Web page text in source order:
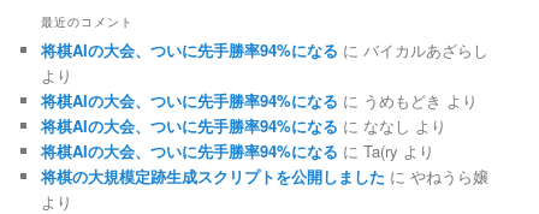
最近のコメント
将棋AIの大会、ついに先手勝率94%になる に バイカルあざらし
より
将棋AIの大会、ついに先手勝率94%になる に うめもどき より
将棋AIの大会、ついに先手勝率94%になる に ななし より
将棋AIの大会、ついに先手勝率94%になる にTa(ry より
将棋の大規模定跡生成スクリプトを公開しました にやねうら嬢
より